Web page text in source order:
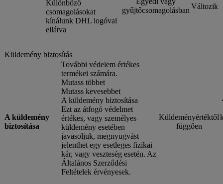
Különböző
csomagolásokat
kínálunk DHL logóval
ellátva
gyűjtőcsomagolásban Változik
Küldemény biztosítás
A küldemény
biztosítása
További védelem értékes
termékei számára.
Mutass többet
Mutass kevesebbet
A küldemény biztosítása
Ezt az átfogó védelmet
értékes, vagy személyes
küldemény esetében
javasoljuk, megnyugvást
jelenthet egy esetleges fizikai
kár, vagy veszteség esetén. Az
Általános Szerződési
Feltételek érvényesek.
Küldeményértéktől
függően